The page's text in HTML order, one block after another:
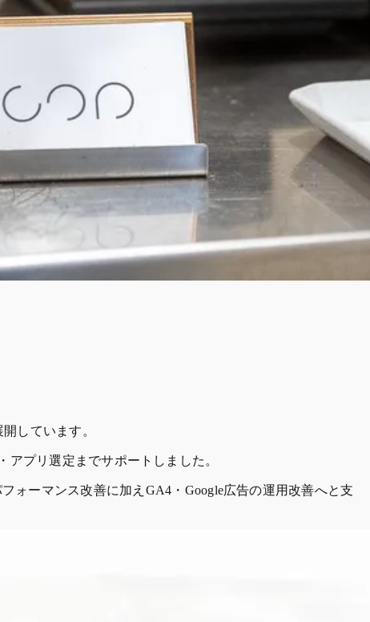
しています。
アプリ選定までサポートしました。
ォーマンス改善に加えGA4・Google広告の運用改善へと支